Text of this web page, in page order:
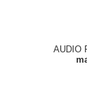
AUDIO